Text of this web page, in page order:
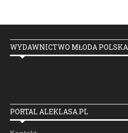
WYDAWNICTWO MŁODA POLSKA
PORTAL ALEKLASA.PL